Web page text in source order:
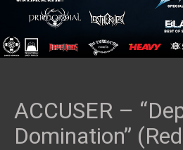
ACCUSER –
Domination”